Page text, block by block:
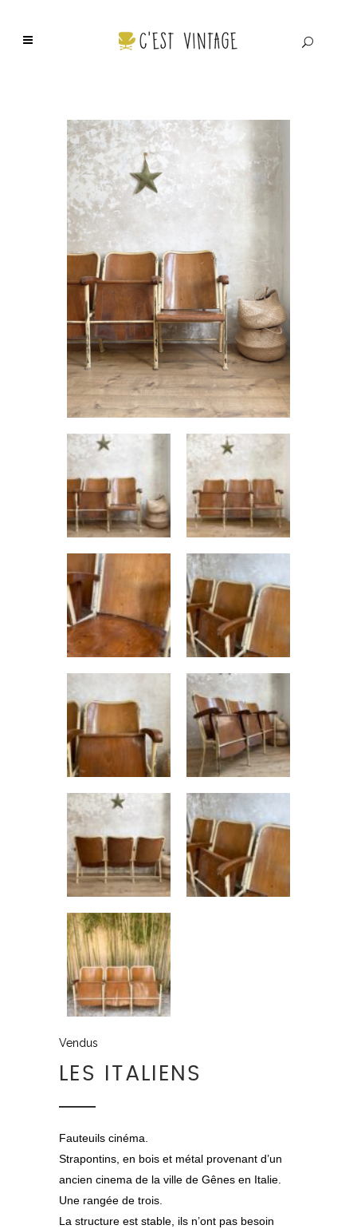
Vendus
LES ITALIENS
Fauteuils cinéma.
Strapontins, en bois et métal provenant d’un
ancien cinema de la ville de Gênes en Italie.
Une rangée de trois.
La structure est stable, ils n’ont pas besoin